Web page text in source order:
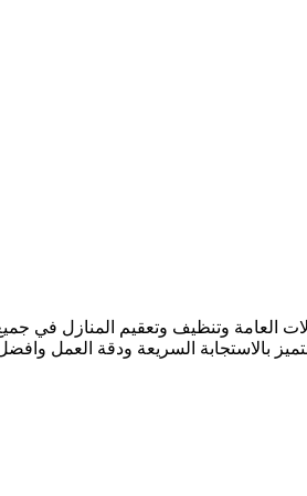
بالاستجابة السريعة ودقة العمل